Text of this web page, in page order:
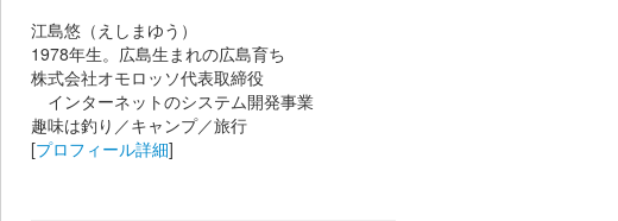
江島悠（えしまゆう）
1978年生。広島生まれの広島育ち
株式会社オモロッソ代表取締役
インターネットのシステム開発事業
趣味は釣り／キャンプ／旅行
[プロフィール詳細]